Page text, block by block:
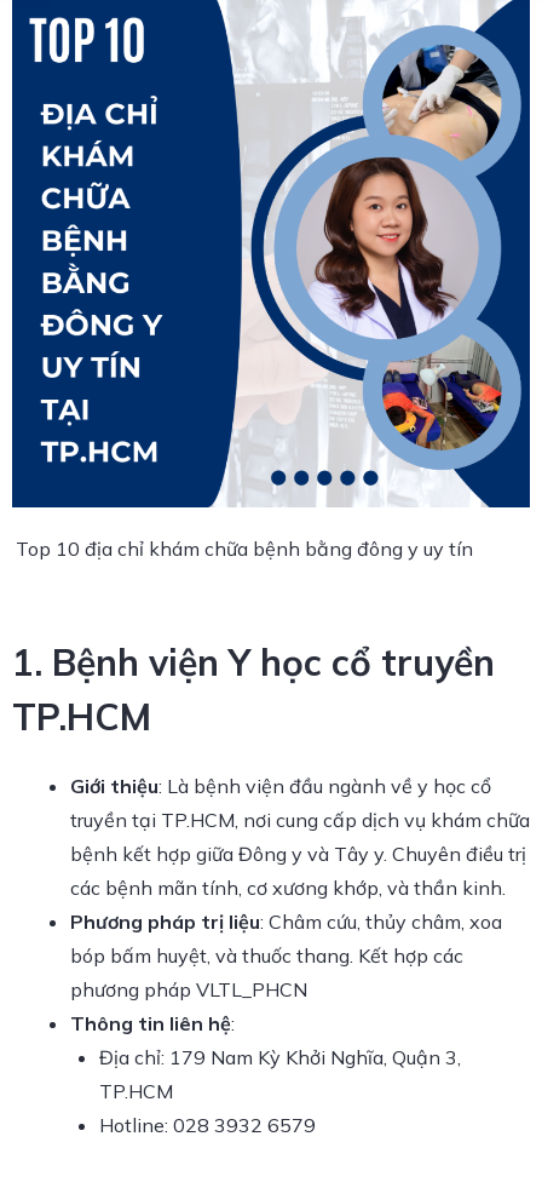
Top 10 địa chỉ khám chữa bệnh bằng đông y uy tín
1. Bệnh viện Y học cổ truyền
TP.HCM
Giới thiệu: Là bệnh viện đầu ngành về y học cổ
truyền tại TP.HCM, nơi cung cấp dịch vụ khám chữa
bệnh kết hợp giữa Đông y và Tây y. Chuyên điều trị
các bệnh mãn tính, cơ xương khớp, và thần kinh.
Phương pháp trị liệu: Châm cứu, thủy châm, xoa
bóp bấm huyệt, và thuốc thang. Kết hợp các
phương pháp VLTL_PHCN
Thông tin liên hệ:
Địa chỉ: 179 Nam Kỳ Khởi Nghĩa, Quận 3,
TP.HCM
Hotline: 028 3932 6579